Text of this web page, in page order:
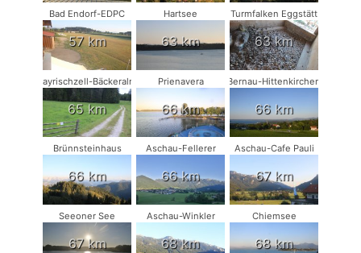
Bad Endorf-EDPC
57 km
Hartsee
63 km
Turmfalken Eggstätt
63 km
Bayrischzell-Bäckeralm
65 km
Prienavera
66 km
Bernau-Hittenkirchen
66 km
Brünnsteinhaus
66 km
Aschau-Fellerer
66 km
Aschau-Cafe Pauli
67 km
Seeoner See
67 km
Aschau-Winkler
68 km
Chiemsee
68 km